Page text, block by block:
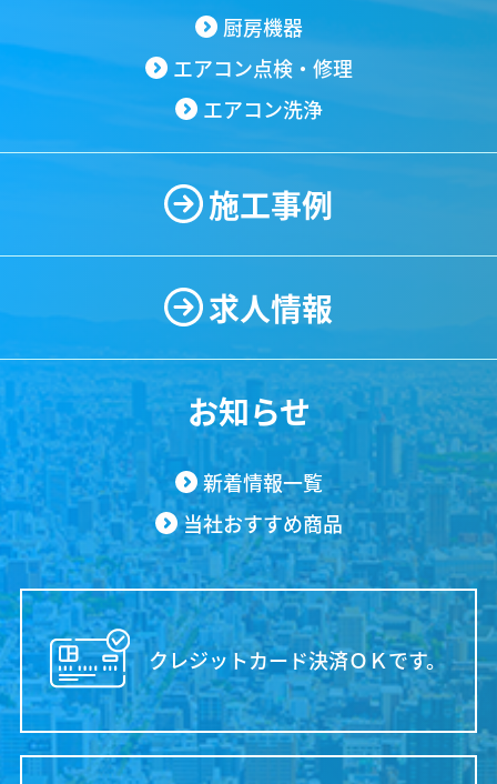
厨房機器
エアコン点検・修理
エアコン洗浄
施工事例
求人情報
お知らせ
新着情報一覧
当社おすすめ商品
クレジットカード決済ＯＫです。